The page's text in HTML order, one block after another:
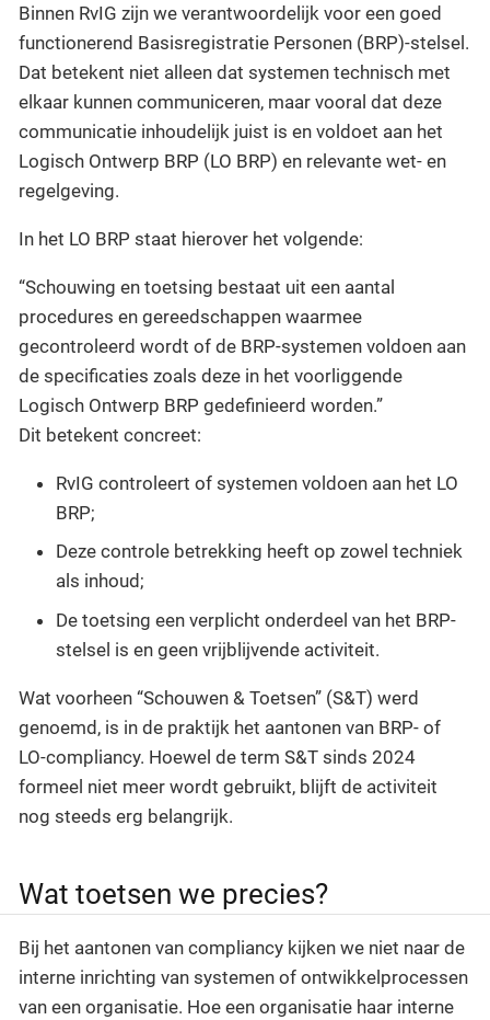
Binnen RvIG zijn we verantwoordelijk voor een goed
functionerend Basisregistratie Personen (BRP)-stelsel.
Dat betekent niet alleen dat systemen technisch met
elkaar kunnen communiceren, maar vooral dat deze
communicatie inhoudelijk juist is en voldoet aan het
Logisch Ontwerp BRP (LO BRP) en relevante wet- en
regelgeving.
In het LO BRP staat hierover het volgende:
“Schouwing en toetsing bestaat uit een aantal
procedures en gereedschappen waarmee
gecontroleerd wordt of de BRP-systemen voldoen aan
de specificaties zoals deze in het voorliggende
Logisch Ontwerp BRP gedefinieerd worden.”
Dit betekent concreet:
RvIG controleert of systemen voldoen aan het LO
BRP;
Deze controle betrekking heeft op zowel techniek
als inhoud;
De toetsing een verplicht onderdeel van het BRP-
stelsel is en geen vrijblijvende activiteit.
Wat voorheen “Schouwen & Toetsen” (S&T) werd
genoemd, is in de praktijk het aantonen van BRP- of
LO-compliancy. Hoewel de term S&T sinds 2024
formeel niet meer wordt gebruikt, blijft de activiteit
nog steeds erg belangrijk.
Wat toetsen we precies?
Bij het aantonen van compliancy kijken we niet naar de
interne inrichting van systemen of ontwikkelprocessen
van een organisatie. Hoe een organisatie haar interne